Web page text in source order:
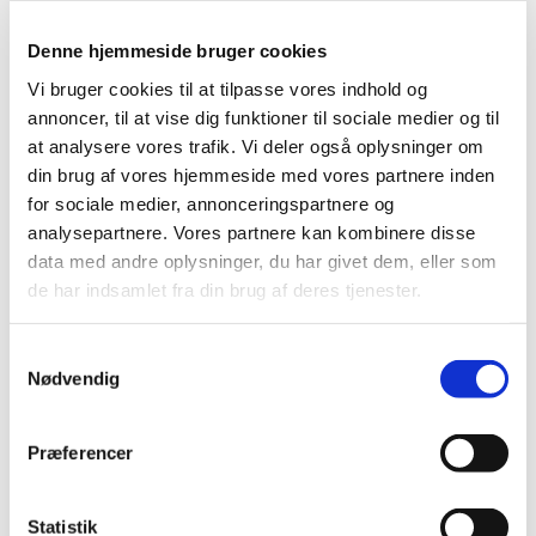
Denne hjemmeside bruger cookies
Vi bruger cookies til at tilpasse vores indhold og
annoncer, til at vise dig funktioner til sociale medier og til
at analysere vores trafik. Vi deler også oplysninger om
din brug af vores hjemmeside med vores partnere inden
for sociale medier, annonceringspartnere og
analysepartnere. Vores partnere kan kombinere disse
data med andre oplysninger, du har givet dem, eller som
de har indsamlet fra din brug af deres tjenester.
Nødvendig
Præferencer
Statistik
Lægemiddelstyrelsen har besluttet, at Cyclogest® skal
have generelt tilskud med virkning fra 18. december
Lægemiddelstyrelsen deler erfaringer om
bæredygtigt internationalt samarbejde
|7. december 2017|
Lægemiddelstyrelsens vicedirektør Jakob Cold deltog
tirsdag d. 5. december som indlægsholder og…
Lægemiddelstyrelsen om det nye studie om
6. december 2017
of non-melanoma skin cancer: A nationwide